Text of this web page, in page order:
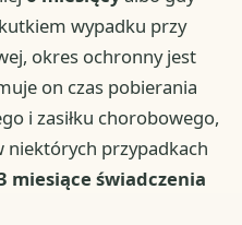
wypadku przy
okres ochronny jest
on czas pobierania
i zasiłku chorobowego,
niektórych przypadkach
miesiące świadczenia